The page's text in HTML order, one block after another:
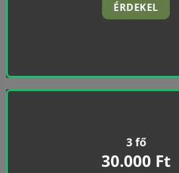
ÉRDEKEL
3 fő
30.000 Ft